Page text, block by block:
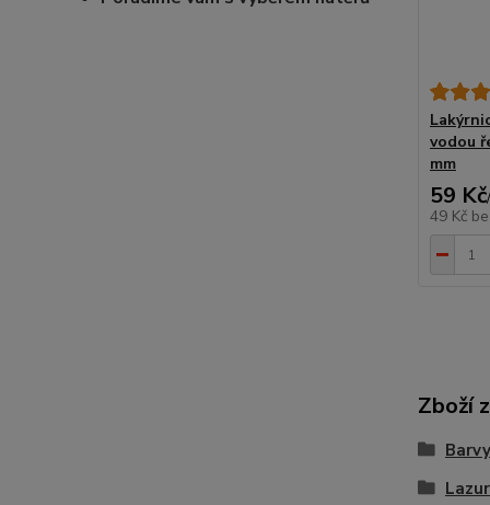
vodou
mm
59 Kč/
49 Kč
Zboží